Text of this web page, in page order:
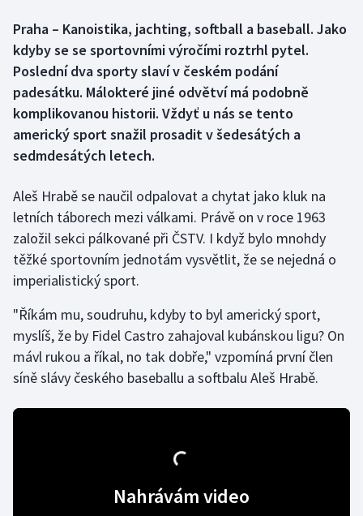
Box
Curling
Dostihy
Futsal
Golf
Gymnastika
Házená
Jezdectví
Praha – Kanoistika, jachting, softball a baseball. Jako
kdyby se se sportovními výročími roztrhl pytel.
Poslední dva sporty slaví v českém podání
padesátku. Málokteré jiné odvětví má podobně
komplikovanou historii. Vždyť u nás se tento
americký sport snažil prosadit v šedesátých a
sedmdesátých letech.
Aleš Hrabě se naučil odpalovat a chytat jako kluk na
letních táborech mezi válkami. Právě on v roce 1963
založil sekci pálkované při ČSTV. I když bylo mnohdy
těžké sportovním jednotám vysvětlit, že se nejedná o
imperialistický sport.
"Říkám mu, soudruhu, kdyby to byl americký sport,
myslíš, že by Fidel Castro zahajoval kubánskou ligu? On
mávl rukou a říkal, no tak dobře," vzpomíná první člen
síně slávy českého baseballu a softbalu Aleš Hrabě.
Nahrávám video